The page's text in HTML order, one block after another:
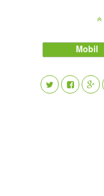
Mobil